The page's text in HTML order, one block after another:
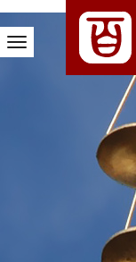
Toggle
Navigation